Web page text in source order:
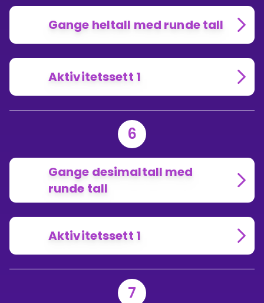
Gange heltall med runde tall
Aktivitetssett 1
6
Gange desimaltall med
runde tall
Aktivitetssett 1
7